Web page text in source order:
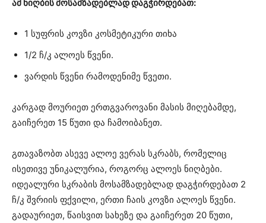
ამ ნიღბის მოსამზადებლად დაგჭირდებათ:
1 სუფრის კოვზი კოსმეტიკური თიხა
1/2 ჩ/კ ალოეს წვენი.
ვარდის წვენი რამოდენიმე წვეთი.
კარგად მოურიეთ ერთგვაროვანი მასის მიღებამდე,
გაიჩერეთ 15 წუთი და ჩამოიბანეთ.
გთავაზობთ ასევე ალოე ვერას სკრაბს, რომელიც
ისეთივე უნიკალურია, როგორც ალოეს ნიღბები.
იდეალური სკრაბის მოსამზადებლად დაგჭირდებათ 2
ჩ/კ შვრიის ფქვილი, ერთი ჩაის კოვზი ალოეს წვენი.
გადაურიეთ, წაისვით სახეზე და გაიჩერეთ 20 წუთი,